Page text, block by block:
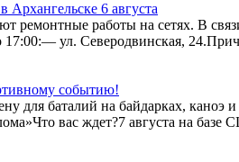
6 августа
ремонтные работы на сетях. В
ул. Северодвинская,
событию!
для баталий на байдарках,
вас ждет?7 августа на базе